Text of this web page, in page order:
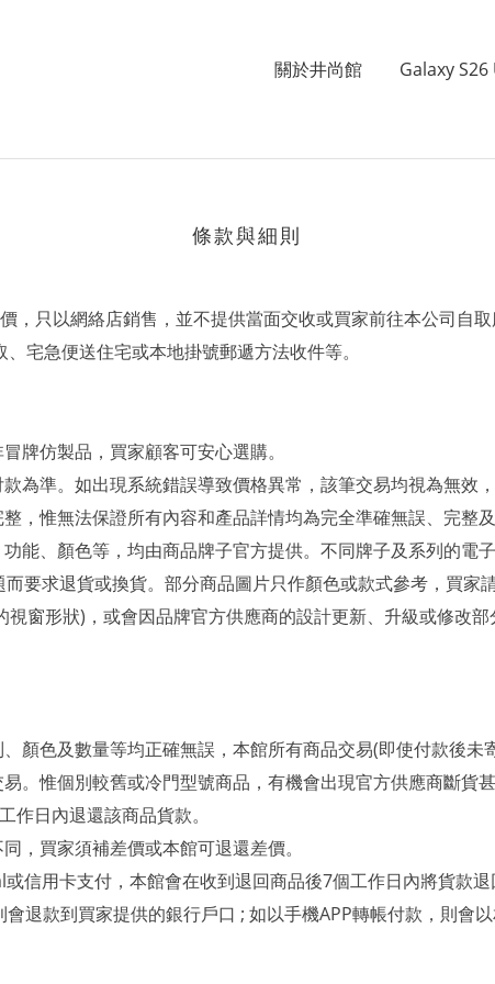
關於井尚館 Galaxy
條款與細則
，只以網絡店銷售，並不提供當面交收或買家前往本公司自
宅急便送住宅或本地掛號郵遞方法收件等。
牌仿製品，買家顧客可安心選購。
為準。如出現系統錯誤導致價格異常，該筆交易均視為無效
，惟無法保證所有內容和產品詳情均為完全準確無誤、完整及
能、顏色等，均由商品牌子官方提供。不同牌子及系列的電
要求退貨或換貨。部分商品圖片只作顏色或款式參考，買家
窗形狀)，或會因品牌官方供應商的設計更新、升級或修改
顏色及數量等均正確無誤，本館所有商品交易(即使付款後未
。惟個別較舊或冷門型號商品，有機會出現官方供應商斷貨
日內退還該商品貨款。
，買家須補差價或本館可退還差價。
信用卡支付，本館會在收到退回商品後7個工作日內將貨款
退款到買家提供的銀行戶口 ; 如以手機APP轉帳付款， 則會以